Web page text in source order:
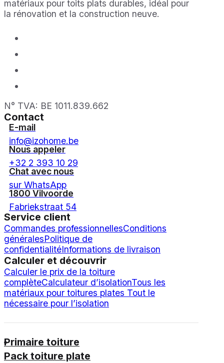
matériaux pour toits plats durables, idéal pour
la rénovation et la construction neuve.
N° TVA: BE 1011.839.662
Contact
E-mail
info@izohome.be
Nous appeler
+32 2 393 10 29
Chat avec nous
sur WhatsApp
1800 Vilvoorde
Fabriekstraat 54
Service client
Commandes professionnellesConditions
généralesPolitique de
confidentialitéInformations de livraison
Calculer et découvrir
Calculer le prix de la toiture
complèteCalculateur d’isolationTous les
matériaux pour toitures plates Tout le
nécessaire pour l’isolation
Primaire toiture
Pack toiture plate